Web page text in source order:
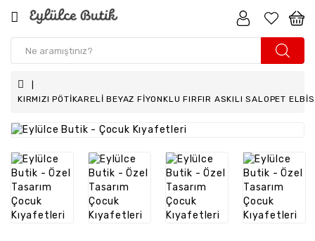
Erkek
Bebek
Erkek
Bebek
Aksesuar
KIRMIZI PÖTİKARELİ BEYAZ FİYONKLU FIRFIR ASKILI SALOPET